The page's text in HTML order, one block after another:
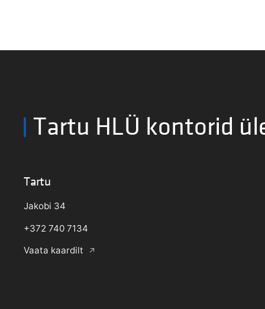
Tartu HLÜ kontorid
Tartu
Jakobi 34
+372 740 7134
Vaata kaardilt